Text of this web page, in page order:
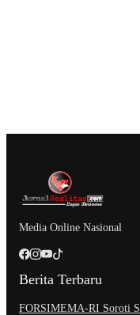
Media Online Nasional
Berita Terbaru
​FORSIMEMA-RI Soroti